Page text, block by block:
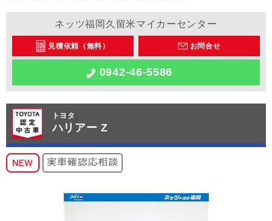
ネッツ福岡久留米マイカーセンター
見積依頼（無料） お問合せ
0942-46-5586
トヨタ
ハリアー Z